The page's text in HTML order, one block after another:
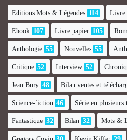
Editions Mots & Légendes 114 Livre
Ebook 107 Livre papier 105
Anthologie 55 Nouvelles 55
Critique 52 Interview 52
Jean Bury 48 Bilan ventes et
Science-fiction 46 Série en plusieurs
Fantastique 32 Bilan 32 Mots &